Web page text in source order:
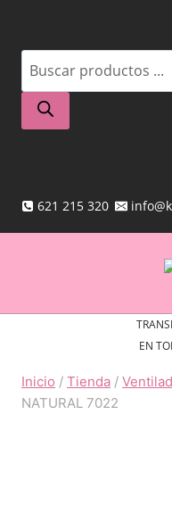
contenido
Búsqueda
de
productos
621 215 320
EN
Inicio / Tienda /
NATURAL 7022